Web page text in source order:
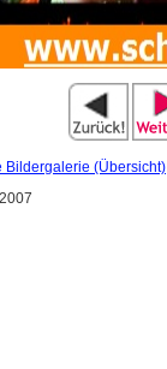
Bildergalerie (Übersicht)